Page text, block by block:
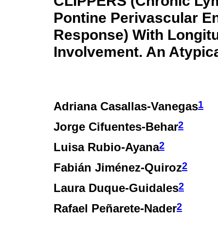
Pontine Perivascular
Response) With
Involvement. An
Adriana Casallas-Vanegas1
Jorge Cifuentes-Behar2
Luisa Rubio-Ayana2
Fabián Jiménez-Quiroz2
Laura Duque-Guidales2
Rafael Peñarete-Nader2